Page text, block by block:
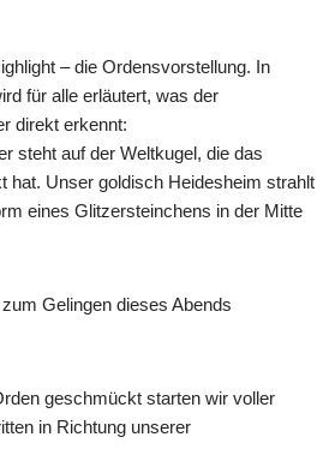
– die Ordensvorstellung. In
für alle erläutert, was der
direkt erkennt:
steht auf der Weltkugel, die das
hat. Unser goldisch Heidesheim strahlt
eines Glitzersteinchens in der Mitte
Gelingen dieses Abends
geschmückt starten wir voller
in Richtung unserer